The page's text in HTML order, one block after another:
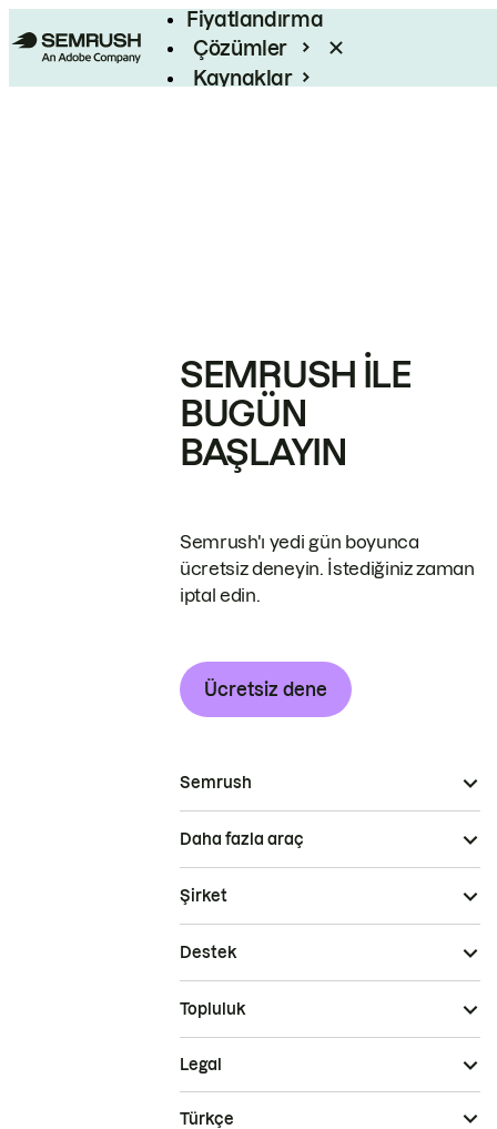
Fiyatlandırma
Çözümler
Kaynaklar
SEMRUSH ILE
BUGÜN
BAŞLAYIN
Semrush'ı yedi gün boyunca
ücretsiz deneyin. İstediğiniz zaman
iptal edin.
Ücretsiz dene
Semrush
Daha fazla araç
Şirket
Destek
Topluluk
Legal
Türkçe